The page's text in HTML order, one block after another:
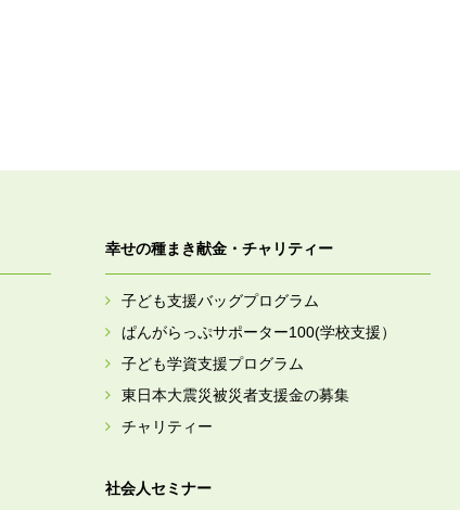
幸せの種まき献金・チャリティー
子ども支援バッグプログラム
ぱんがらっぷサポーター100(学校支援）
子ども学資支援プログラム
東日本大震災被災者支援金の募集
チャリティー
社会人セミナー